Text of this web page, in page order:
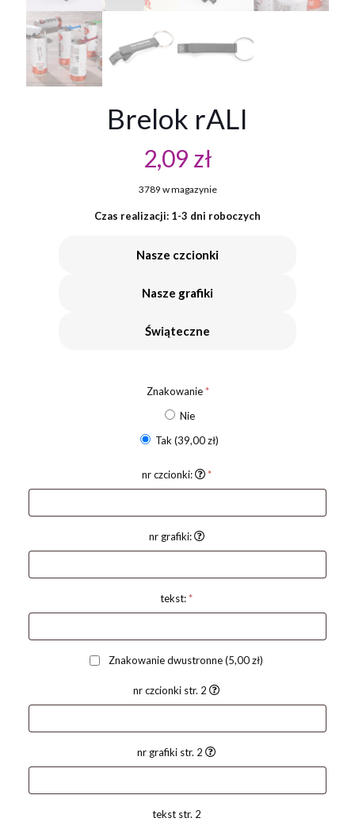
Brelok rALI
2,09 zł
3789 w magazynie
Czas realizacji: 1-3 dni roboczych
Nasze czcionki
Nasze grafiki
Świąteczne
Znakowanie*
Nie
Tak(39,00 zł)
nr czcionki: *
nr grafiki:
tekst:*
Znakowanie dwustronne(5,00 zł)
nr czcionki str. 2
nr grafiki str. 2
tekst str. 2